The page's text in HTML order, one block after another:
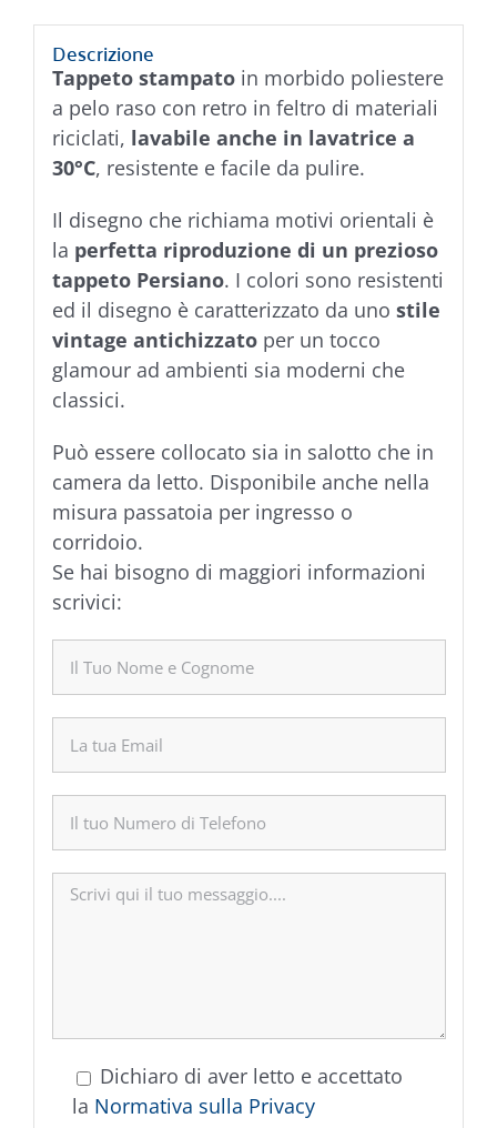
Descrizione
Tappeto stampatoin morbido poliestere
a pelo raso con retro in feltro di materiali
riciclati, lavabile anche in lavatrice a
30°C, resistente e facile da pulire.
Il disegno che richiama motivi orientali è
la perfetta riproduzione di un prezioso
tappeto Persiano. I colori sono resistenti
ed il disegno è caratterizzato da uno stile
vintage antichizzatoper un tocco
glamour ad ambienti sia moderni che
classici.
Può essere collocato sia in salotto che in
camera da letto. Disponibile anche nella
misura passatoia per ingresso o
corridoio.
Se hai bisogno di maggiori informazioni
scrivici:
Dichiaro di aver letto e accettato
la Normativa sulla Privacy